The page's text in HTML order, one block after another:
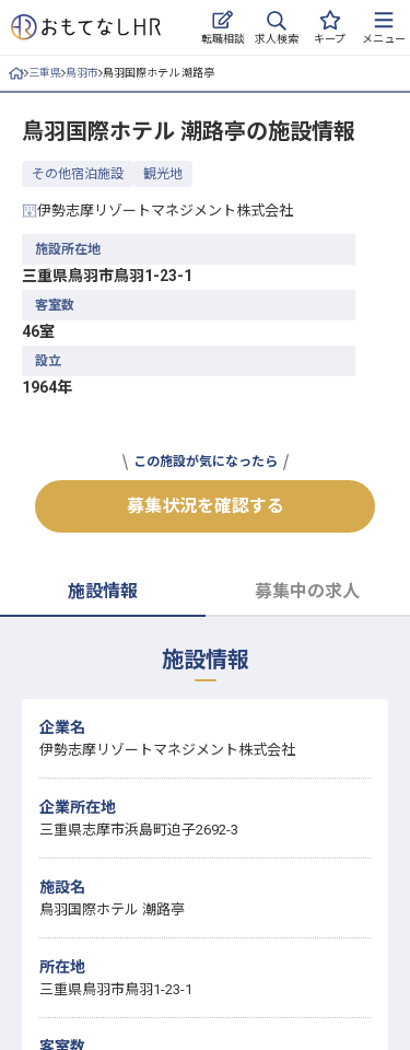
転職相談 求人検索 キープ メニュー
ログイン
求人・施設を探す
キープした求人
おもてなしHRについて
よくある質問
転職サポートに申し込む
採用をお考えの企業様へ
三重県 鳥羽市 鳥羽国際ホテル 潮路亭
鳥羽国際ホテル 潮路亭の施設情報
その他宿泊施設 観光地
伊勢志摩リゾートマネジメント株式会社
施設所在地
三重県鳥羽市鳥羽1-23-1
客室数
46室
設立
1964年
この施設が気になったら
募集状況を確認する
施設情報 募集中の求人
施設情報
企業名
伊勢志摩リゾートマネジメント株式会社
企業所在地
三重県志摩市浜島町迫子2692-3
施設名
鳥羽国際ホテル 潮路亭
所在地
三重県鳥羽市鳥羽1-23-1